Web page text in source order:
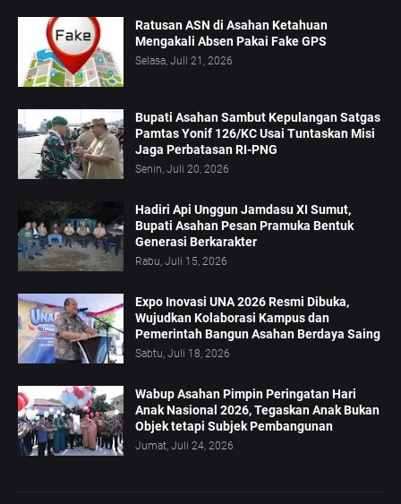
Ratusan ASN di Asahan Ketahuan
Mengakali Absen Pakai Fake GPS
Selasa, Juli 21, 2026
Bupati Asahan Sambut Kepulangan Satgas
Pamtas Yonif 126/KC Usai Tuntaskan Misi
Jaga Perbatasan RI-PNG
Senin, Juli 20, 2026
Hadiri Api Unggun Jamdasu XI Sumut,
Bupati Asahan Pesan Pramuka Bentuk
Generasi Berkarakter
Rabu, Juli 15, 2026
Expo Inovasi UNA 2026 Resmi Dibuka,
Wujudkan Kolaborasi Kampus dan
Pemerintah Bangun Asahan Berdaya Saing
Sabtu, Juli 18, 2026
Wabup Asahan Pimpin Peringatan Hari
Anak Nasional 2026, Tegaskan Anak Bukan
Objek tetapi Subjek Pembangunan
Jumat, Juli 24, 2026